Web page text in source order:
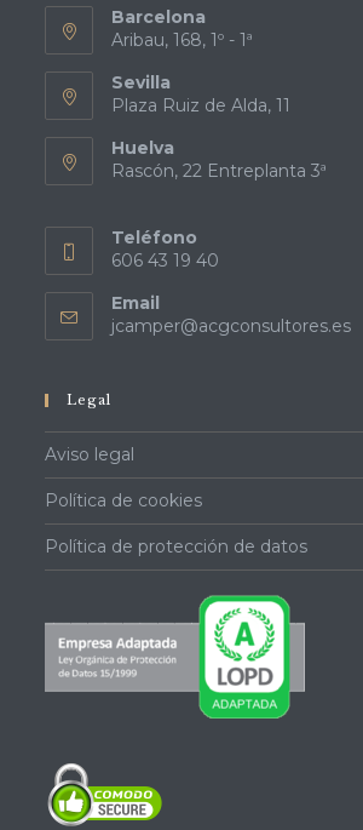
Barcelona
Aribau, 168, 1º - 1ª
Sevilla
Plaza Ruiz de Alda, 11
Huelva
Rascón, 22 Entreplanta 3ª
Teléfono
606 43 19 40
Email
jcamper@acgconsultores.esSe
Legal
Aviso legal
Política de cookies
Política de protección de datos